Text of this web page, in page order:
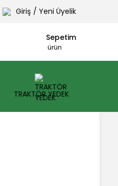
Giriş / Yeni Üyelik
Sepetim
ürün
TRAKTÖR YEDEK